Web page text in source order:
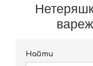
Найти